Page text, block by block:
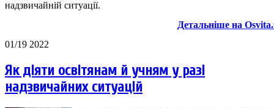
надзвичайній ситуації.
Детальніше на
01/19 2022
Як діяти освітянам й учням у разі
надзвичайних ситуацій